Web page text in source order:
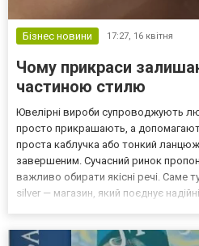
Бізнес новини 17:27, 16 квітня
Чому прикраси
частиною стилю
Ювелірні вироби супроводжують
просто прикрашають, а
проста каблучка або тонкий
завершеним. Сучасний ринок
важливо обирати якісні речі. Саме
silver — магазин, який поєднує